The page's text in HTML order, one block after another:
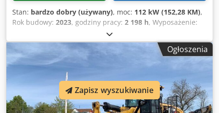
Stan: bardzo dobry (używany), moc: 112 kW (152,28 KM),
Rok budowy: 2023, godziny pracy: 2 198 h, Wyposażenie:
, CATERPILLAR M317-07B Rok
produkcji 2023 Przebieg: 2 198 mth Zamknięta kabina
Klimatyzacja Radio Kamera cofania i boczna Wysięgnik
przestawny Ramię: 2,50 m Pełna instalacja hydrauliczna
(do młota, chwytaka, nożyc) Szybkozłącze OQ70/55 1 x łyżka
Centralne smarowanie Rozmiar opon: 10.00-20 ok. 40%
bieżnika Płyta podporowa Silnik o mocy 112 kW CE Masa
eksploatacyjna: 18,4 t. Crsdpfx Ajyi Tp Njqpsf
Ogłoszenia
Zapisz wyszukiwanie